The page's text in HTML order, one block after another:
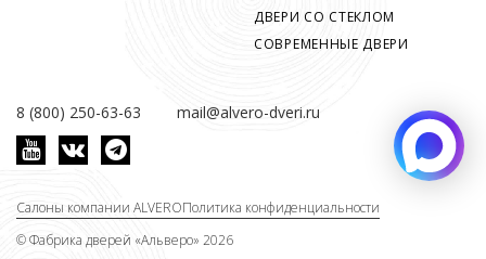
8 (800) 250-63-63 mail@alvero-dveri.ru
ДВЕРИ СО СТЕКЛОМ
СОВРЕМЕННЫЕ ДВЕРИ
©Фабрика дверей «Альверо» 2026
Салоны компании ALVEROПолитика конфиденциальности